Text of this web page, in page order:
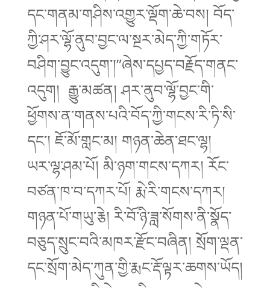
དང་གནམ་གཤིས་འགྱུར་ལྡོག་ཆེ་བས། བོད་
ཀྱི་ཤར་ལྷོ་ནུབ་བྱང་ལ་སྔར་མེད་ཀྱི་གཏོར་
བཤིག་བྱུང་འདུག་།”ཞེས་དཔྱད་བརྗོད་གནང་
འདུག། རྒྱུ་མཚན། ཤར་ནུབ་ལྷོ་བྱང་གི་
ཕྱོགས་ན་གནས་པའི་བོད་ཀྱི་གངས་རི་ཏི་སི་
དང་། ཇོ་མོ་གླང་མ། གཉན་ཆེན་ཐང་ལྷ།
ཡར་ལྷ་ཤམ་པོ། མི་ཉག་གངས་དཀར། རོང་
བཙན་ཁ་བ་དཀར་པོ། རྨེ་རི་གངས་དཀར།
གཉན་པོ་གཡུ་རྕེ། རི་བོ་ཉི་ཟླ་སོགས་ནི་སྣོད་
བཅུད་སྲུང་བའི་མཁར་རྫོང་བཞིན། སྲོག་ལྡན་
དང་སྲོག་མེད་ཀུན་གྱི་རྨང་རྡོ་ལྟར་ཆགས་ཡོད།